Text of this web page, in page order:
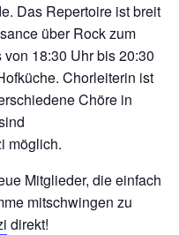
Das Repertoire ist breit
über Rock zum
18:30 Uhr bis 20:30
Chorleiterin ist
Chöre in
möglich.
Mitglieder, die einfach
mitschwingen zu
direkt!